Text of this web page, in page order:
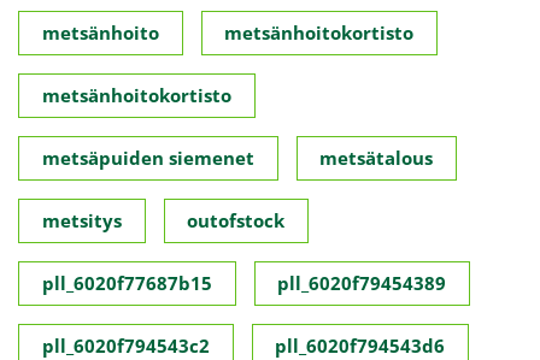
metsänhoito metsänhoitokortisto
metsänhoitokortisto
metsäpuiden siemenet metsätalous
metsitys outofstock
pll_6020f77687b15 pll_6020f79454389
pll_6020f794543c2 pll_6020f794543d6